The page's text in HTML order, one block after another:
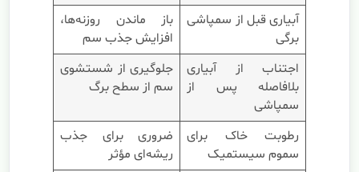
آبیاری قبل از سمپاشی
برگی
باز ماندن روزنه‌ها،
افزایش جذب سم
اجتناب از آبیاری
بلافاصله پس از
سمپاشی
جلوگیری از شستشوی
سم از سطح برگ
رطوبت خاک برای
سموم سیستمیک
ضروری برای جذب
ریشه‌ای مؤثر